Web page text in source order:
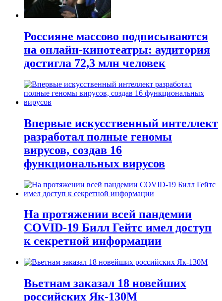
Россияне массово подписываются
на онлайн-кинотеатры: аудитория
достигла 72,3 млн человек
Впервые искусственный интеллект
разработал полные геномы
вирусов, создав 16
функциональных вирусов
На протяжении всей пандемии
COVID-19 Билл Гейтс имел доступ
к секретной информации
Вьетнам заказал 18 новейших
российских Як-130М